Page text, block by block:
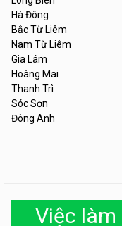
Hà Đông
Bắc Từ Liêm
Nam Từ Liêm
Gia Lâm
Hoàng Mai
Thanh Trì
Sóc Sơn
Đông Anh
Việc